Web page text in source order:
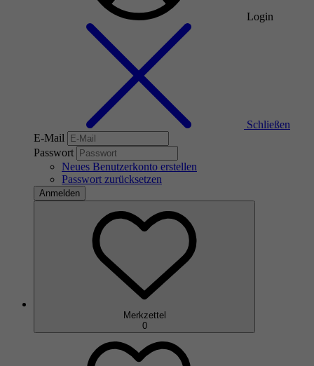
Login
Schließen
E-Mail
Passwort
Neues Benutzerkonto erstellen
Passwort zurücksetzen
Anmelden
Merkzettel
0